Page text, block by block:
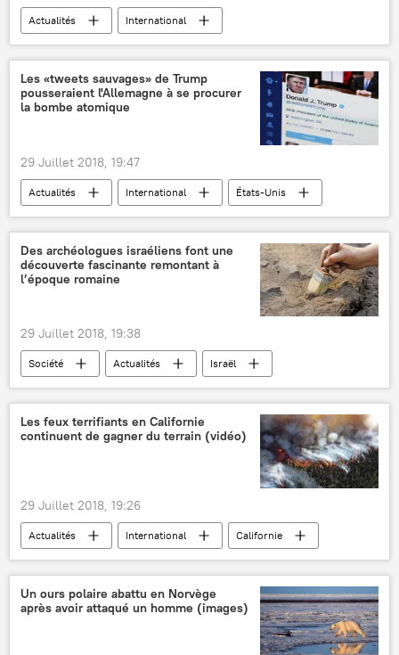
Sputnik
exercices militaires
mise en garde
stratégie
Actualités
International
Afghanistan
États-Unis
Barack Obama
Taliban
The New York Times
Les «tweets sauvages» de Trump
pousseraient l'Allemagne à se procurer
la bombe atomique
29 Juillet 2018, 19:47
Actualités International
États-Unis
Allemagne
Donald Trump
bombe atomique
Des archéologues israéliens font une
découverte fascinante remontant à
l’époque romaine
29 Juillet 2018, 19:38
Société Actualités
Israël
archéologie
fouilles
villa
salle
mosaïque
Les feux terrifiants en Californie
continuent de gagner du terrain (vidéo)
29 Juillet 2018, 19:26
Actualités International
Californie
États-Unis
incendie
forêt
feu
évacuation
tragédie
danger
Un ours polaire abattu en Norvège
après avoir attaqué un homme (images)